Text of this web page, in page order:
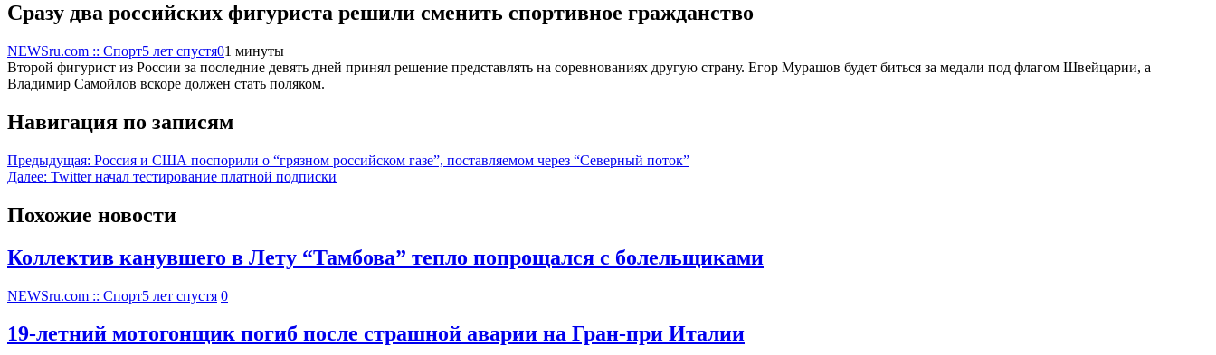
Сразу два российских фигуриста решили сменить спортивное гражданство
NEWSru.com :: Спорт5 лет спустя01 минуты
Второй фигурист из России за последние девять дней принял решение представлять на соревнованиях другую страну. Егор Мурашов будет биться за медали под флагом Швейцарии, а
Владимир Самойлов вскоре должен стать поляком.
Навигация по записям
Предыдущая: Россия и США поспорили о “грязном российском газе”, поставляемом через “Северный поток”
Далее: Twitter начал тестирование платной подписки
Похожие новости
Коллектив канувшего в Лету “Тамбова” тепло попрощался с болельщиками
NEWSru.com :: Спорт5 лет спустя 0
19-летний мотогонщик погиб после страшной аварии на Гран-при Италии